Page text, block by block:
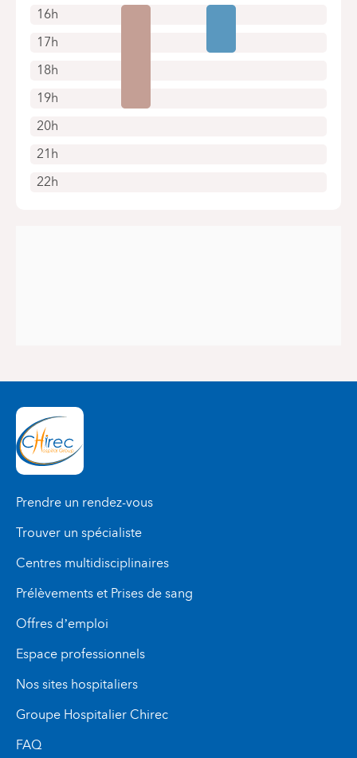
16h
17h
18h
19h
20h
21h
22h
Prendre un rendez-vous
Trouver un spécialiste
Centres multidisciplinaires
Prélèvements et Prises de sang
Offres d’emploi
Espace professionnels
Nos sites hospitaliers
Groupe Hospitalier Chirec
FAQ